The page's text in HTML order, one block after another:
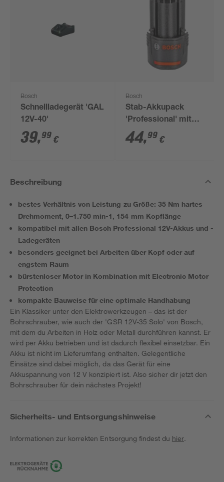
Bosch
Schnellladegerät 'GAL
12V-40'
39,99 €
Bosch
Stab-Akkupack
'Professional' mit
ECP 10,8 V 2,0 Ah
44,99 €
Beschreibung
bestes Verhältnis von Leistung zu Größe: 35 Nm hartes
Drehmoment, 0–1.750 min-1, 154 mm Kopflänge
kompatibel mit allen Bosch Professional 12V-Akkus und -
Ladegeräten
besonders geeignet bei Arbeiten über Kopf oder auf
engstem Raum
bürstenloser Motor in Kombination mit Electronic Motor
Protection
kompakte Bauweise für eine optimale Handhabung
Ein Klassiker unter den Elektrowerkzeugen – das ist der
Bohrschrauber, wie auch der 'GSR 12V-35 Solo' von Bosch,
mit dem du Arbeiten in Holz oder Metall durchführen kannst. Er
wird per Akku betrieben und ist dadurch flexibel einsetzbar. Ein
Akku ist nicht im Lieferumfang enthalten. Gelegentliche
Einsätze sind dabei möglich, da das Gerät für eine
Akkuspannung von 12 V konzipiert ist. Also sicher dir jetzt den
Bohrschrauber für dein nächstes Projekt!
Sicherheits- und Entsorgungshinweise
Informationen zur korrekten Entsorgung findest du hier.